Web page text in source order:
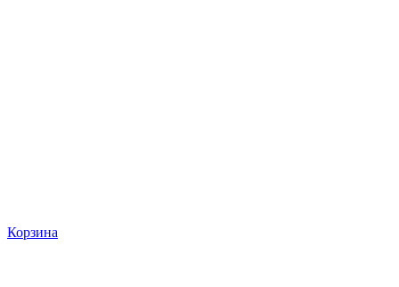
Корзина